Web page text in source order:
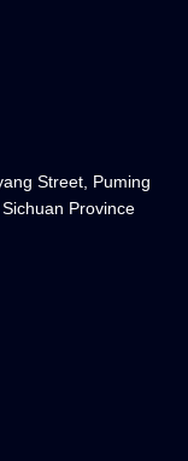
Street, Puming
Province